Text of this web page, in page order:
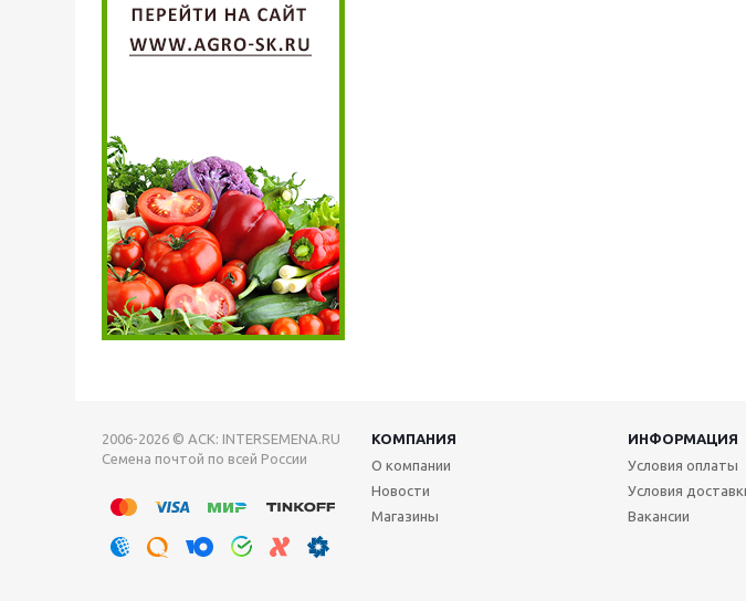
2006-2026 © АСК: INTERSEMENA.RU
Семена почтой по всей России
КОМПАНИЯ ИНФОРМАЦИЯ
О компании
Новости
Магазины
Условия оплаты
Условия
Вакансии